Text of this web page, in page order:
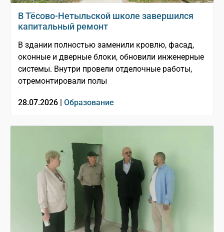
В Тёсово-Нетыльской школе завершился
капитальный ремонт
В здании полностью заменили кровлю, фасад,
оконные и дверные блоки, обновили инженерные
системы. Внутри провели отделочные работы,
отремонтировали полы
28.07.2026 | Образование